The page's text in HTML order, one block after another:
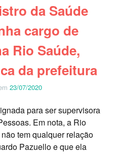
da Saúde
cargo de
Rio Saúde,
da prefeitura
23/07/2020
para ser supervisora
Em nota, a Rio
tem qualquer relação
Pazuello e que ela